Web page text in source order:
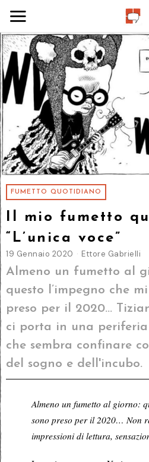
FUMETTO QUOTIDIANO
Il mio fumetto
“L’unica voce”
19 Gennaio 2020 Ettore Gabrielli
Almeno un fumetto al
questo l’impegno che
preso per il 2020...
ci porta in una
che sembra confinare
del sogno e dell'incubo.
Almeno un fumetto al giorno:
sono preso per il 2020… Non
impressioni di lettura,